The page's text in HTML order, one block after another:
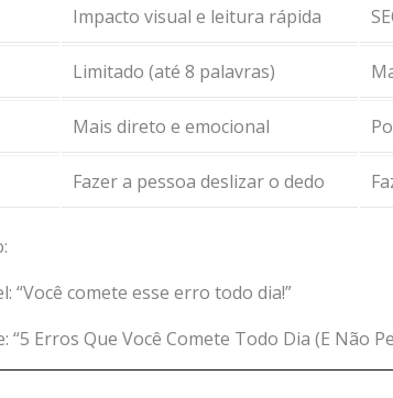
Impacto visual e leitura rápida
Limitado (até 8 palavras)
Mais direto e emocional
Fazer a pessoa deslizar o dedo
“Você comete esse erro todo dia!”
“5 Erros Que Você Comete Todo Dia (E Não